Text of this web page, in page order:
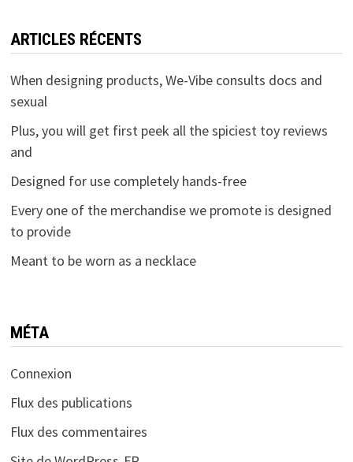
ARTICLES RÉCENTS
When designing products, We-Vibe consults docs and
sexual
Plus, you will get first peek all the spiciest toy reviews
and
Designed for use completely hands-free
Every one of the merchandise we promote is designed
to provide
Meant to be worn as a necklace
MÉTA
Connexion
Flux des publications
Flux des commentaires